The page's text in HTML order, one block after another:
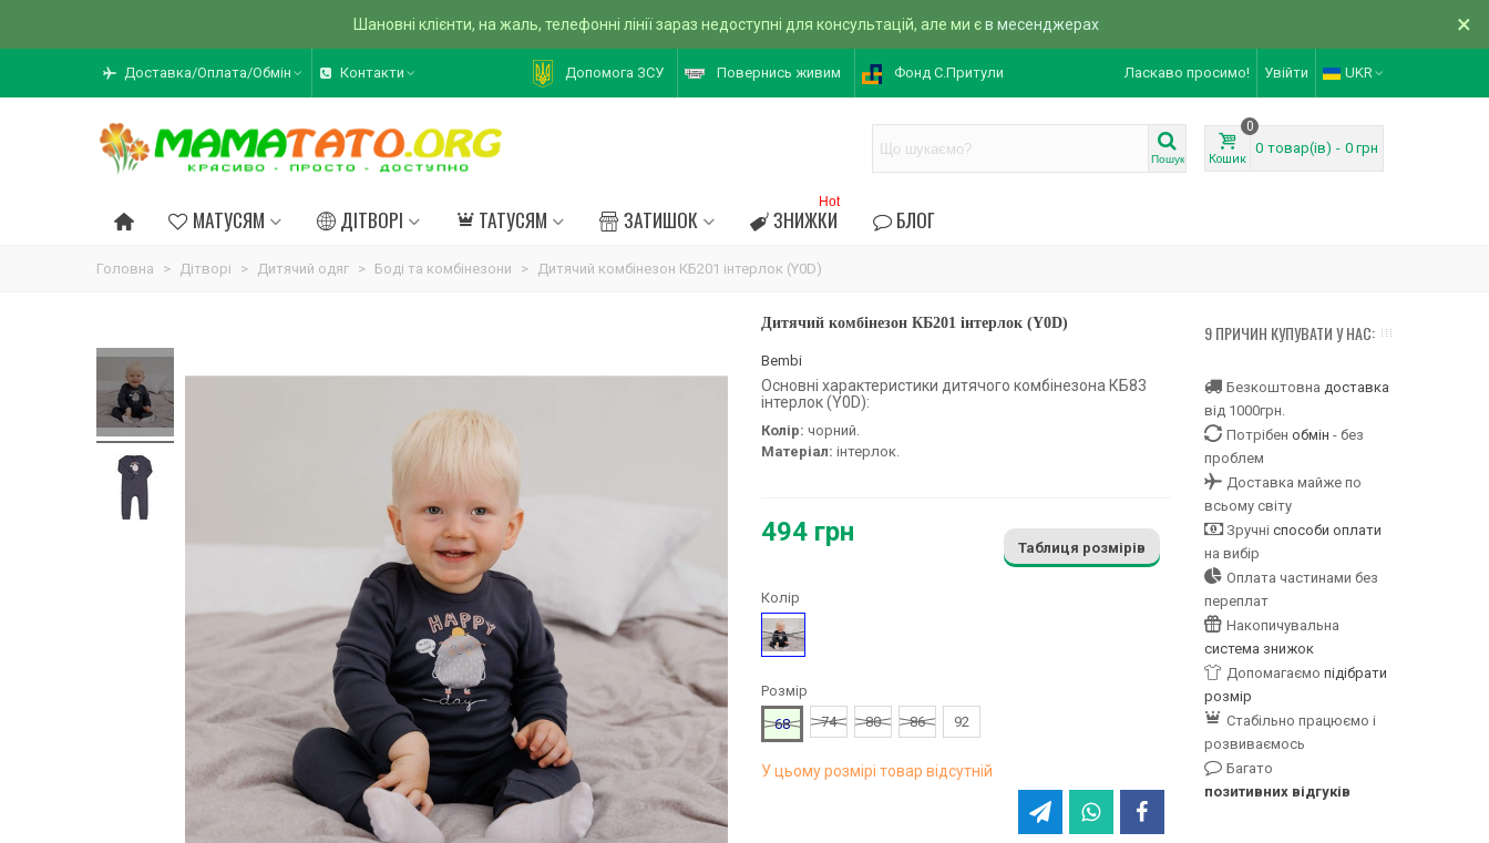
Шановні клієнти, на жаль, телефонні лінії зараз недоступні для консультацій, але ми єв месенджерах ×
Доставка/Оплата/Обмін Контакти Допомога ЗСУ Повернись живим Фонд С.Притули Ласкаво просимо! Увійти UKR
Пошук Кошик
0
0 товар(ів) - 0 грн
МАТУСЯМ ДІТВОРІ ТАТУСЯМ ЗАТИШОК ЗНИЖКИ
Hot
БЛОГ
Головна > Дітворі > Дитячий одяг > Боді та комбінезони > Дитячий комбінезон КБ201 інтерлок (Y0D)
Дитячий комбінезон КБ201 інтерлок (Y0D)
Bembi
Основні характеристики дитячого комбінезона КБ83
інтерлок (Y0D):
Колір: чорний.
Матеріал: інтерлок.
494 грн
Таблиця розмірів
Колір
Чорний
Розмір
68
74 80 86 92
У цьому розмірі товар відсутній
9 ПРИЧИН КУПУВАТИ У НАС:
Безкоштовна доставка
від 1000грн.
Потрібен обмін - без
проблем
Доставка майже по
всьому світу
Зручні способи оплати
на вибір
Оплата частинами без
переплат
Накопичувальна
система знижок
Допомагаємо підібрати
розмір
Стабільно працюємо і
розвиваємось
Багато
позитивних відгуків